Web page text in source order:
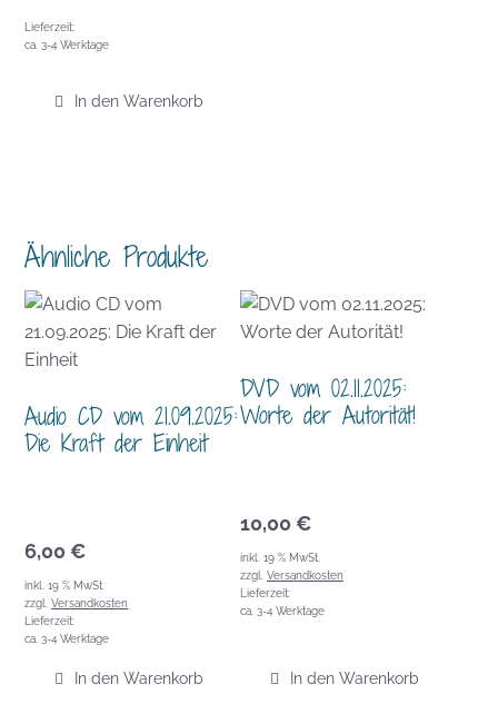
Lieferzeit:
ca. 3-4 Werktage
In den Warenkorb
Ähnliche Produkte
Audio CD vom 21.09.2025:
Die Kraft der Einheit
6,00 €
inkl. 19 % MwSt.
zzgl.Versandkosten
Lieferzeit:
ca. 3-4 Werktage
In den Warenkorb
DVD vom 02.11.2025:
Worte der Autorität!
10,00 €
inkl. 19 % MwSt.
zzgl. Versandkosten
Lieferzeit:
ca. 3-4 Werktage
In den Warenkorb